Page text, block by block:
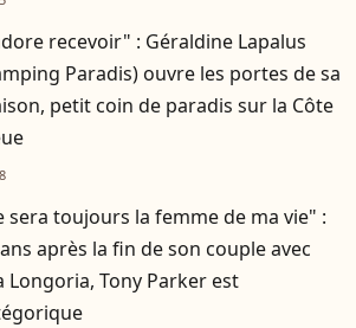
recevoir" : Géraldine Lapalus
Paradis) ouvre les portes de sa
petit coin de paradis sur la Côte
sera toujours la femme de ma vie" :
après la fin de son couple avec
Longoria, Tony Parker est